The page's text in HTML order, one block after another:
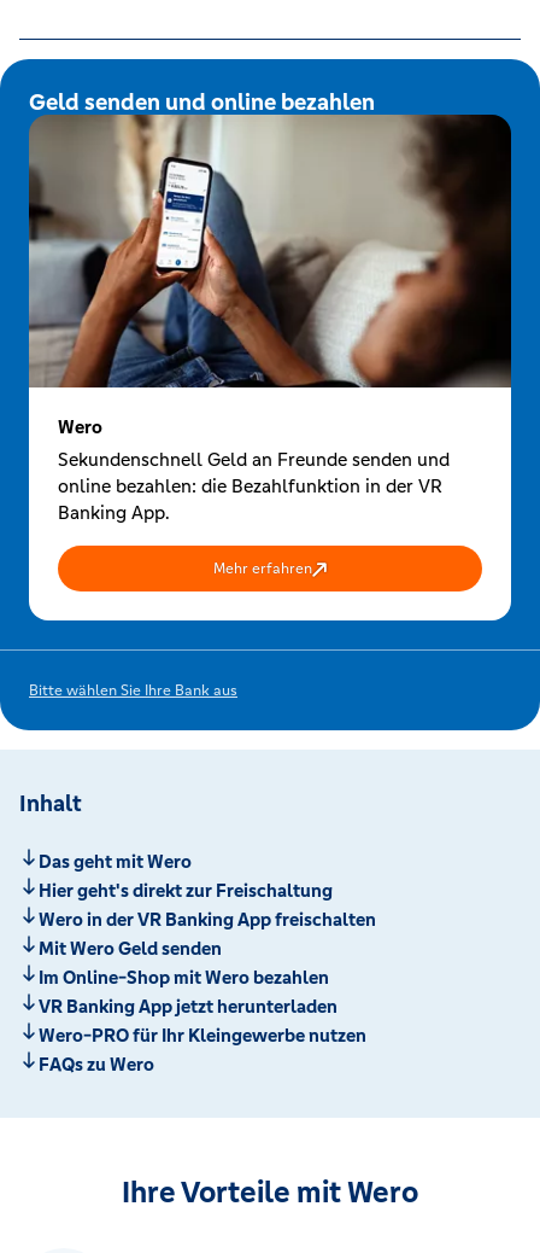
Geld senden und online bezahlen
Wero
Sekundenschnell Geld an Freunde senden und
online bezahlen: die Bezahlfunktion in der VR
Banking App.
Mehr erfahren
Bitte wählen Sie Ihre Bank aus
Inhalt
Das geht mit Wero
Hier geht's direkt zur Freischaltung
Wero in der VR Banking App freischalten
Mit Wero Geld senden
Im Online-Shop mit Wero bezahlen
VR Banking App jetzt herunterladen
Wero-PRO für Ihr Kleingewerbe nutzen
FAQs zu Wero
Ihre Vorteile mit Wero